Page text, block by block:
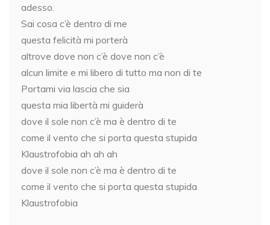
adesso.
Sai cosa c’è dentro di me
questa felicità mi porterà
altrove dove non c’è dove non c’è
alcun limite e mi libero di tutto ma non di te
Portami via lascia che sia
questa mia libertà mi guiderà
dove il sole non c’è ma è dentro di te
come il vento che si porta questa stupida
Klaustrofobia ah ah ah
dove il sole non c’è ma è dentro di te
come il vento che si porta questa stupida
Klaustrofobia